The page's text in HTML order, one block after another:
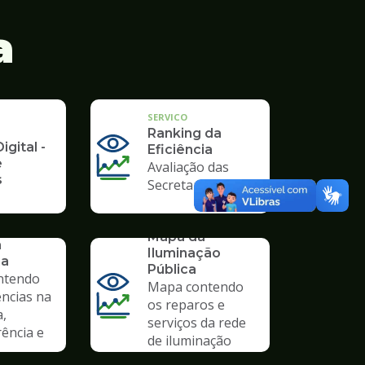
-
SERVICO
Ranking da
Eficiência
Avaliação das
Secretarias
na
e
Mapa da
Iluminação
Pública
Mapa contendo
os reparos e
serviços da rede
de iluminação